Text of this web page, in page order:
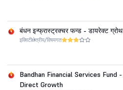
बंधन इन्फ्रास्ट्रक्चर फन्ड - डायरेक्ट ग्रोथ
इक्विटीक्षेत्रीय/विषयगत
Bandhan Financial Services Fund -
Direct Growth